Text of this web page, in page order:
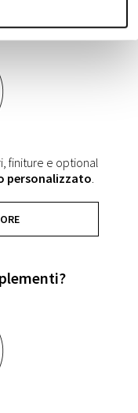
finiture e optional
personalizzato.